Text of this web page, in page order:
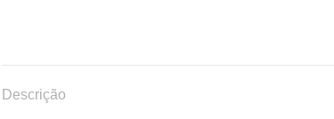
Descrição